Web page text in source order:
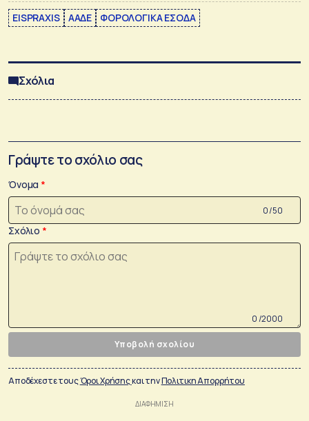
EISPRAXIS ΑΑΔΕ ΦΟΡΟΛΟΓΙΚΑ ΕΣΟΔΑ
Σχόλια
Γράψτε το σχόλιο σας
Όνομα
0 /50
Σχόλιο
0 /2000
Υποβολή σχολίου
Αποδέχεστε τουςΌροι Χρήσηςκαι τηνΠολιτικη Απορρήτου